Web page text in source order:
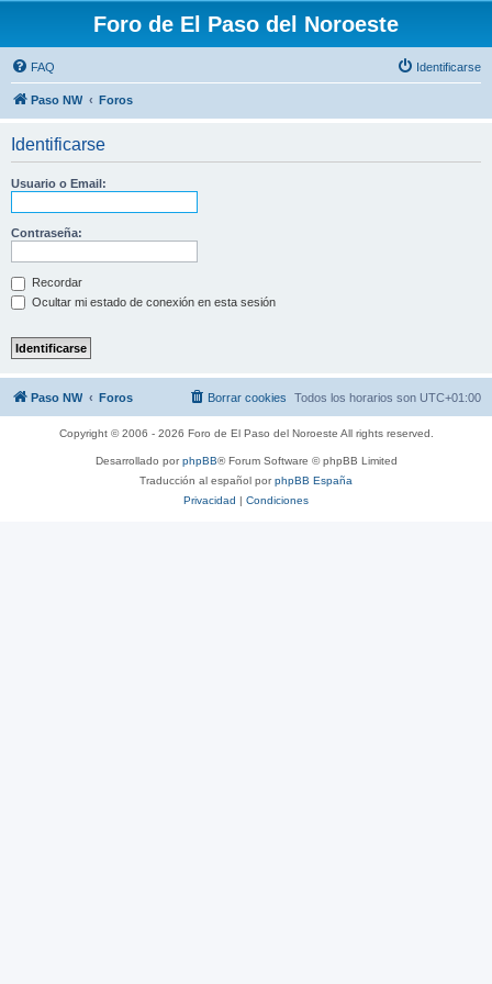
Foro de El Paso del Noroeste
FAQ Identificarse
Paso NW Foros
Identificarse
Usuario o Email:
Contraseña:
Recordar
Ocultar mi estado de conexión en esta sesión
Paso NW Foros Todos los horarios son UTC+01:00
Borrar cookies
Copyright © 2006 - 2026 Foro de El Paso del Noroeste All rights reserved.
Desarrollado porphpBB® Forum Software © phpBB Limited
Traducción al español porphpBB España
Privacidad | Condiciones